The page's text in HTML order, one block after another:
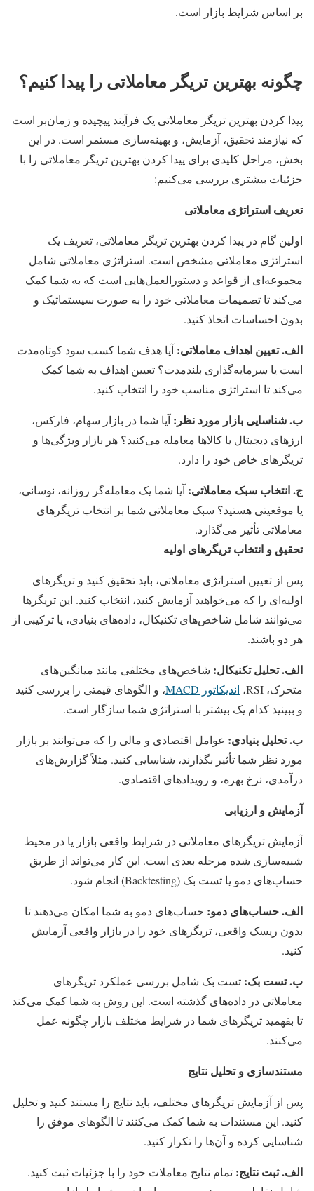
بر اساس شرایط بازار است.
چگونه بهترین تریگر معاملاتی را پیدا کنیم؟
پیدا کردن بهترین تریگر معاملاتی یک فرآیند پیچیده و زمان‌بر است
که نیازمند تحقیق، آزمایش، و بهینه‌سازی مستمر است. در این
بخش، مراحل کلیدی برای پیدا کردن بهترین تریگر معاملاتی را با
جزئیات بیشتری بررسی می‌کنیم:
تعریف استراتژی معاملاتی
اولین گام در پیدا کردن بهترین تریگر معاملاتی، تعریف یک
استراتژی معاملاتی مشخص است. استراتژی معاملاتی شامل
مجموعه‌ای از قواعد و دستورالعمل‌هایی است که به شما کمک
می‌کند تا تصمیمات معاملاتی خود را به صورت سیستماتیک و
بدون احساسات اتخاذ کنید.
الف. تعیین اهداف معاملاتی:آیا هدف شما کسب سود کوتاه‌مدت
است یا سرمایه‌گذاری بلندمدت؟ تعیین اهداف به شما کمک
می‌کند تا استراتژی مناسب خود را انتخاب کنید.
ب. شناسایی بازار مورد نظر:آیا شما در بازار سهام، فارکس،
ارزهای دیجیتال یا کالاها معامله می‌کنید؟ هر بازار ویژگی‌ها و
تریگرهای خاص خود را دارد.
ج. انتخاب سبک معاملاتی:آیا شما یک معامله‌گر روزانه، نوسانی،
یا موقعیتی هستید؟ سبک معاملاتی شما بر انتخاب تریگرهای
معاملاتی تأثیر می‌گذارد.
تحقیق و انتخاب تریگرهای اولیه
پس از تعیین استراتژی معاملاتی، باید تحقیق کنید و تریگرهای
اولیه‌ای را که می‌خواهید آزمایش کنید، انتخاب کنید. این تریگرها
می‌توانند شامل شاخص‌های تکنیکال، داده‌های بنیادی، یا ترکیبی از
هر دو باشند.
الف. تحلیل تکنیکال: شاخص‌های مختلفی مانند میانگین‌های
متحرک، RSI،
اندیکاتور MACD
، و الگوهای قیمتی را بررسی کنید
و ببینید کدام یک بیشتر با استراتژی شما سازگار است.
ب. تحلیل بنیادی: عوامل اقتصادی و مالی را که می‌توانند بر بازار
مورد نظر شما تأثیر بگذارند، شناسایی کنید. مثلاً گزارش‌های
درآمدی، نرخ بهره، و رویدادهای اقتصادی.
آزمایش و ارزیابی
آزمایش تریگرهای معاملاتی در شرایط واقعی بازار یا در محیط
شبیه‌سازی شده مرحله بعدی است. این کار می‌تواند از طریق
حساب‌های دمو یا تست بک (Backtesting) انجام شود.
الف. حساب‌های دمو: حساب‌های دمو به شما امکان می‌دهند تا
بدون ریسک واقعی، تریگرهای خود را در بازار واقعی آزمایش
کنید.
ب. تست بک: تست بک شامل بررسی عملکرد تریگرهای
معاملاتی در داده‌های گذشته است. این روش به شما کمک می‌کند
تا بفهمید تریگرهای شما در شرایط مختلف بازار چگونه عمل
می‌کنند.
مستندسازی و تحلیل نتایج
پس از آزمایش تریگرهای مختلف، باید نتایج را مستند کنید و تحلیل
کنید. این مستندات به شما کمک می‌کنند تا الگوهای موفق را
شناسایی کرده و آن‌ها را تکرار کنید.
الف. ثبت نتایج: تمام نتایج معاملات خود را با جزئیات ثبت کنید.